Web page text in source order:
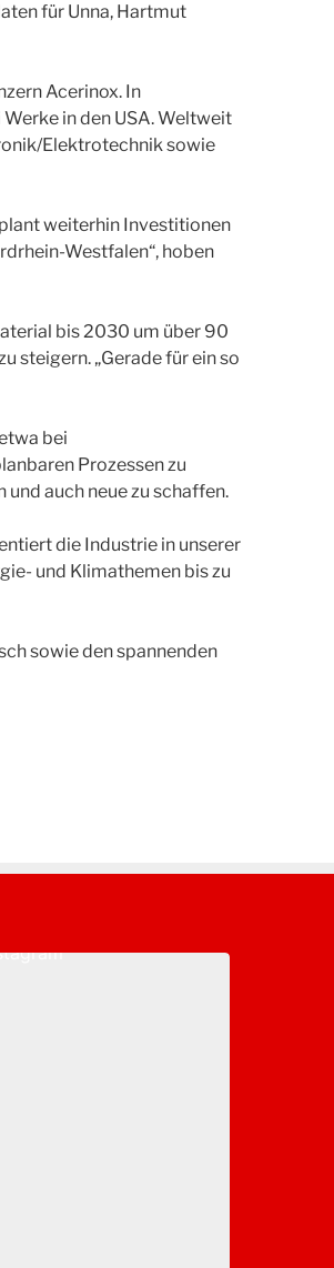
für Unna, Hartmut
Acerinox. In
in den USA. Weltweit
Elektrotechnik sowie
weiterhin Investitionen
Westfalen“, hoben
bis 2030 um über 90
steigern. „Gerade für ein so
bei
Prozessen zu
auch neue zu schaffen.
die Industrie in unserer
und Klimathemen bis zu
sowie den spannenden